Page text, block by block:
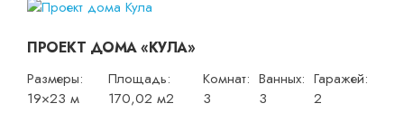
ПРОЕКТ ДОМА «КУЛА»
Размеры:
19×23 м
Площадь:
170,02 м2
Комнат:
3
Ванных:
3
Гаражей:
2